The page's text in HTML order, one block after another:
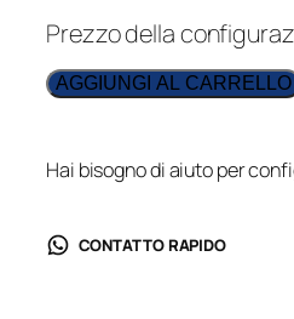
Prezzo della
AGGIUNGI AL CARRELLO
Hai bisogno di aiuto per
CONTATTO RAPIDO